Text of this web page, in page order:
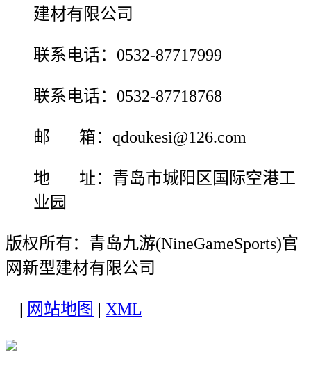
建材有限公司
联系电话：0532-87717999
联系电话：0532-87718768
邮 箱：qdoukesi@126.com
地 址：青岛市城阳区国际空港工
业园
版权所有：青岛九游(NineGameSports)官
网新型建材有限公司
| 网站地图 | XML